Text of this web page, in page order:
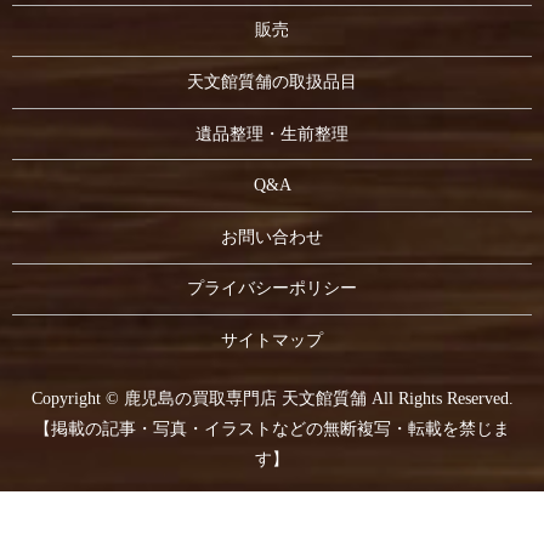
販売
天文館質舗の取扱品目
遺品整理・生前整理
Q&A
お問い合わせ
プライバシーポリシー
サイトマップ
Copyright © 鹿児島の買取専門店 天文館質舗 All Rights Reserved.
【掲載の記事・写真・イラストなどの無断複写・転載を禁じま
す】